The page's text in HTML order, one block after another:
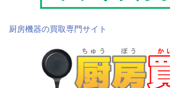
厨房機器の買取専門サイト